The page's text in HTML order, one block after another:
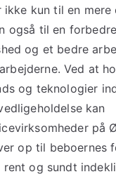
kun til en mere
også til en
og et bedre
Ved at
og teknologier
kan
på
op til beboernes
og sundt